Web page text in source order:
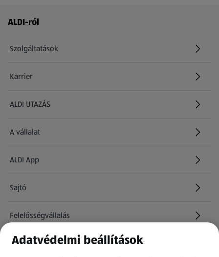
Láblécmenü - további linkek
ALDI-ról
Szolgáltatások
Karrier
(új oldalon nyílik meg)
ALDI UTAZÁS
(új oldalon nyílik meg)
A vállalat
ALDI App
Sajtó
Felelősségvállalás
Információk
Adatvédelmi beállítások